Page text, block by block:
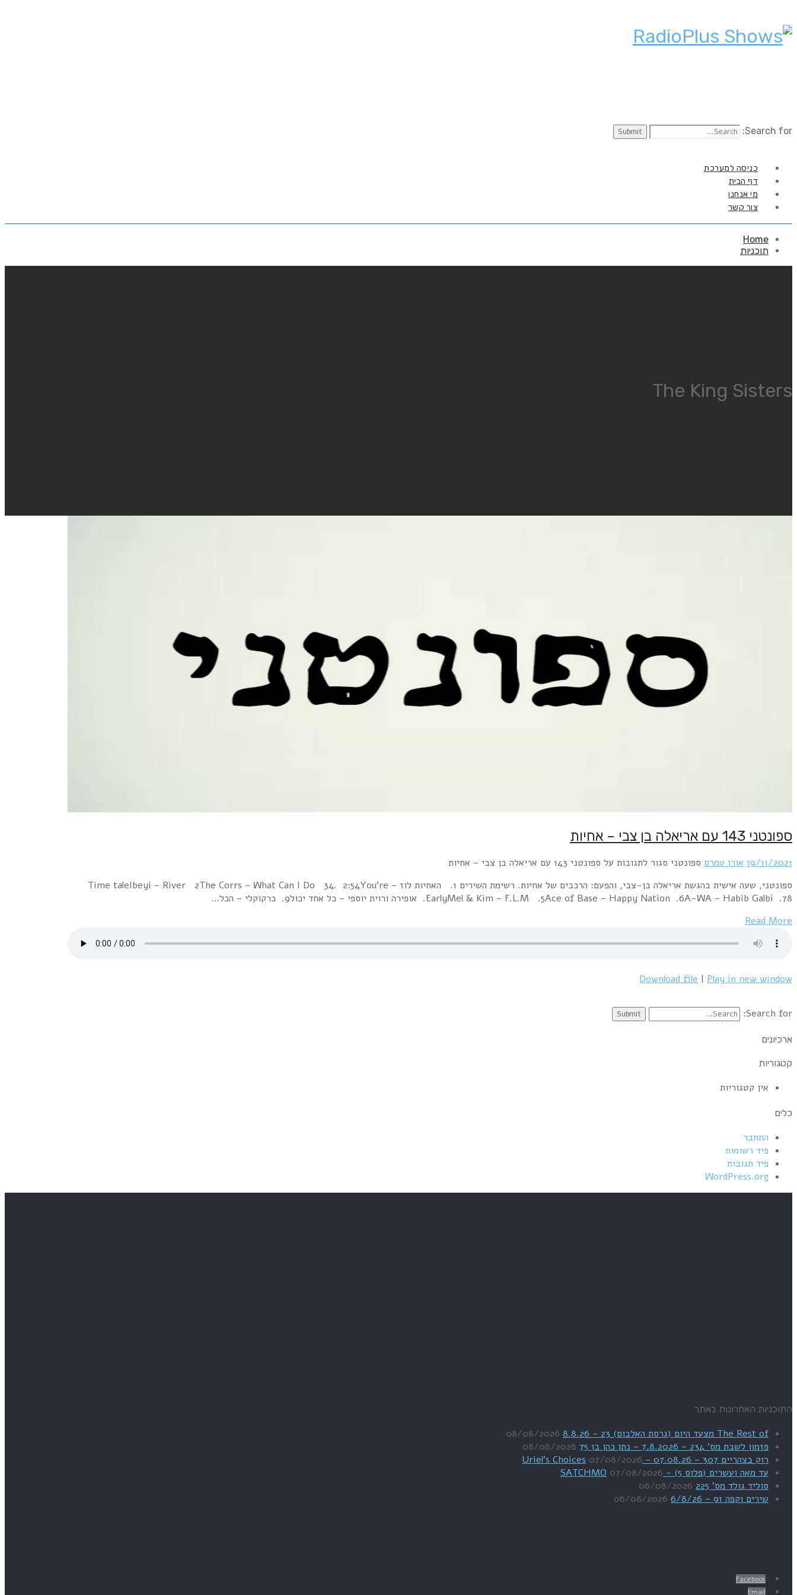
Search for:
כניסה למערכת
דף הבית
מי אנחנו
צור קשר
Home
תוכניות
The King Sisters
ספונטני 143 עם אריאלה בן צבי – אחיות
19/11/2021 אורן עמרם ספונטני סגור לתגובות על ספונטני 143 עם אריאלה בן צבי – אחיות
ספונטני, שעה אישית בהגשת אריאלה בן-צבי, והפעם: הרכבים של אחיות. רשימת השירים 1. האחיות לוז – Time taleIbeyi – River 2The Corrs – What Can I Do 34. 2:54You're
EarlyMel & Kim – F.L.M .5Ace of Base – Happy Nation .6A-WA – Habib Galbi .78. אופירה ורוית יוספי – כל אחד יכול9. כרקוקלי – הכל…
Read More
Download file | Play in new window
Search for:
ארכיונים
קטגוריות
אין קטגוריות
כלים
התחבר
פיד רשומות
פיד תגובות
WordPress.org
התוכניות האחרונות באתר
The Rest of מצעד היום (גרסת האלבום) 23 – 8.8.26
08/08/2026
פזמון לשבת מס' 234 – 7.8.2026 – נתן כהן בן 75
08/08/2026
רוק בצהריים 307 – 07.08.26 – Uriel's Choices
07/08/2026
עד מאה ועשרים (פלוס 5) – SATCHMO
07/08/2026
סוליד גולד מס' 225
06/08/2026
שירים וקפה 91 – 6/8/26
06/08/2026
Facebook
Email